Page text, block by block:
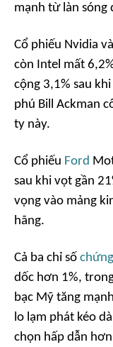
mạnh từ làn sóng
Cổ phiếu Nvidia
còn Intel mất
cộng 3,1% sau
phú Bill Ackman
ty này.
Cổ phiếu Ford
sau khi vọt gần
vọng vào mảng
hãng.
Cả ba chỉ số
dốc hơn 1%,
bạc Mỹ tăng
lo lạm phát kéo
chọn hấp dẫn